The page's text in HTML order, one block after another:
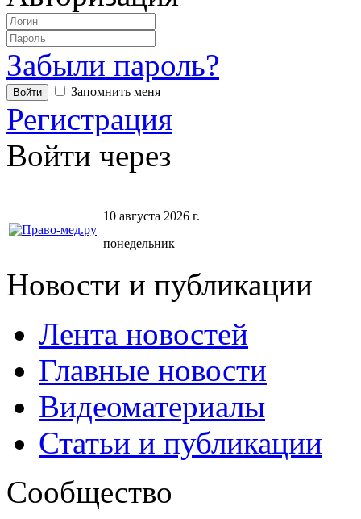
Забыли пароль?
Запомнить меня
Регистрация
Войти через
10 августа 2026 г.
понедельник
Новости и публикации
Лента новостей
Главные новости
Видеоматериалы
Статьи и публикации
Сообщество